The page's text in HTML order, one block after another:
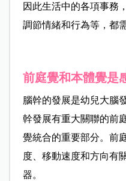
因此生活中的各項事務
調節情緒和行為等，都
前庭覺和本體覺是
腦幹的發展是幼兒大腦
幹發展有重大關聯的前
覺統合的重要部分。前
度、移動速度和方向有
器。